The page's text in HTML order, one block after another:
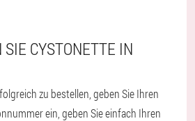
CYSTONETTE IN
zu bestellen, geben Sie Ihren
ein, geben Sie einfach Ihren